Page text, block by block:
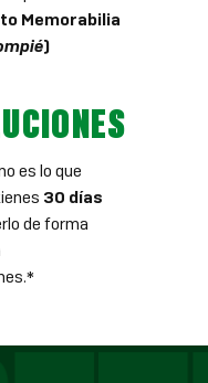
Memorabilia
)
es lo que
30 días
de forma